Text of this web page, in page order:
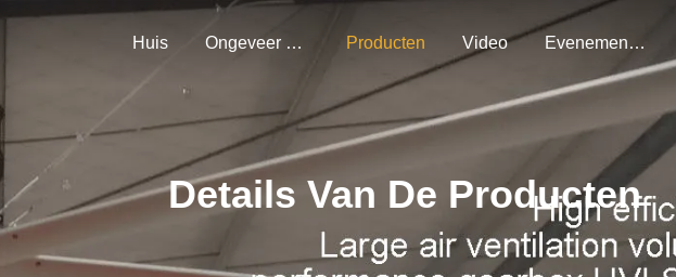
Huis Ongeveer Ons Producten Video Evenementen
Details Van De Producten